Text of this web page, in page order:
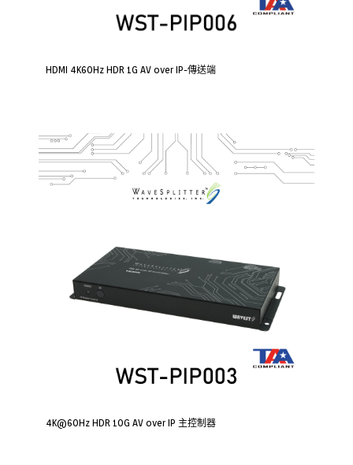
HDMI 4K60Hz HDR 1G AV over IP-傳送端
4K@60Hz HDR 10G AV over IP 主控制器